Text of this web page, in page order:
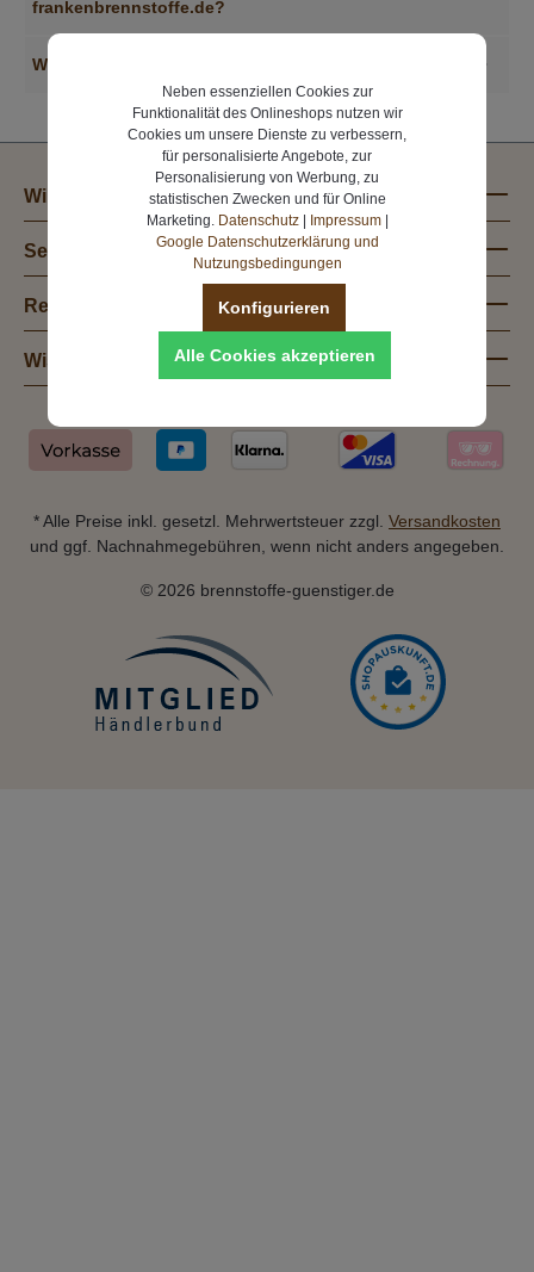
frankenbrennstoffe.de?
Wie erfolgt die Lieferung meiner Bestellung?
Wir liefern Wärme!
Service
Rechtliches
Wissenswertes
* Alle Preise inkl. gesetzl. Mehrwertsteuer zzgl. Versandkosten
und ggf. Nachnahmegebühren, wenn nicht anders angegeben.
© 2026 brennstoffe-guenstiger.de
Neben essenziellen Cookies zur
Funktionalität des Onlineshops nutzen wir
Cookies um unsere Dienste zu verbessern,
für personalisierte Angebote, zur
Personalisierung von Werbung, zu
statistischen Zwecken und für Online
Marketing. Datenschutz| Impressum|
Google Datenschutzerklärung und
Nutzungsbedingungen
Konfigurieren
Alle Cookies akzeptieren